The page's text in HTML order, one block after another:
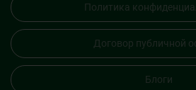
Политика
Договор публичной
Блоги